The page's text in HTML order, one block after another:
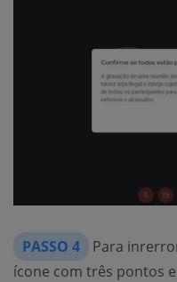
PASSO 4
Para
ícone com três pontos